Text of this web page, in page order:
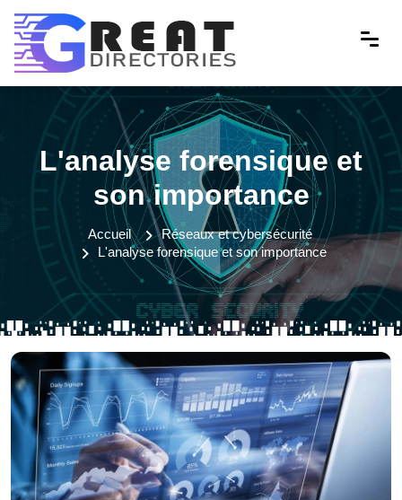
L'analyse forensique et
son importance
Accueil
Réseaux et cybersécurité
L'analyse forensique et son importance